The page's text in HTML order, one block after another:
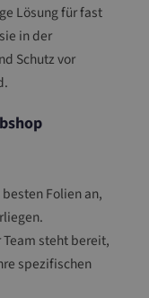
Lösung für fast
in der
Schutz vor
Folien an,
steht bereit,
spezifischen